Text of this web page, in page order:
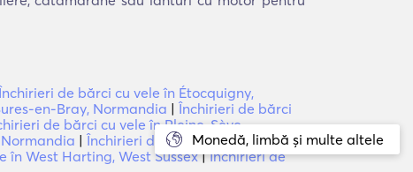
Monedă, limbă și multe altele
de bărci cu vele în Étocquigny,
en-Bray, Normandia | Închirieri de bărci
de bărci cu vele în Pleine-Sève,
| Închirieri de bărci cu vele în
în West Harting, West Sussex|Închirieri de